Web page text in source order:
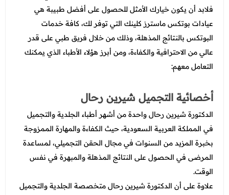
فلابد أن يكون خيارك الأمثل للحصول على أفضل طبيبة هي
عيادات بوتكسماسترز كلينك التي توفر لك، كافة خدمات
البوتكس بالنتائج المذهلة، وذلك من خلال فريق طبي على قدر
عالي من الاحترافية والكفاءة، ومن أبرز هؤلاء الأطباء الذي يمكنك
التعامل معهم:
أخصائية التجميل شيرين رحال
الدكتورة شيرين رحال واحدة من أشهر أطباء الجلدية والتجميل
في المملكة العربية السعودية، حيث الكفاءة والمهارة الممزوجة
بخبرة المزيد من السنوات في مجال الحقن التجميلي، لمساعدة
المرضى في الحصول على النتائج المذهلة والمبهرة في نفس
الوقت.
علاوة على أن الدكتورة شيرين رحال متخصصة الجلدية والتجميل